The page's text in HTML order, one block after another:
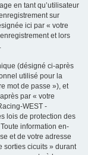
en tant qu’utilisateur
sur
ici par « votre
et lors
(désigné ci-après
utilisé pour la
mot de passe »), et
par « votre
WEST -
lois de protection des
information en-
et de votre adresse
sorties cicuits » durant